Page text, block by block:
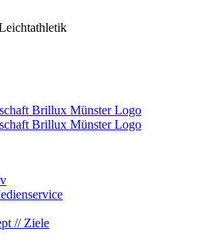
// Ziele